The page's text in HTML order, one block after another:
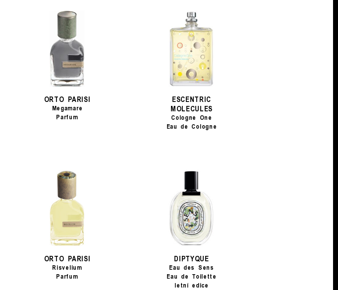
ORTO PARISI
Megamare
Parfum
ESCENTRIC
MOLECULES
Cologne One
Eau de Cologne
ORTO PARISI
Risvelium
Parfum
DIPTYQUE
Eau des Sens
Eau de Toilette
letní edice